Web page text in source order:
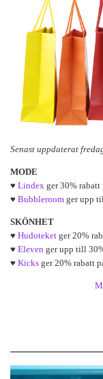
Senast uppdaterat
MODE
♥ Lindex ger 30%
♥ Bubbleroom ger upp
SKÖNHET
♥ Hudoteket ger 20%
♥ Eleven ger upp till
♥ Kicks ger 20% rabatt